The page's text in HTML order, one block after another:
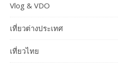
Vlog & VDO
เที่ยวต่างประเทศ
เที่ยวไทย